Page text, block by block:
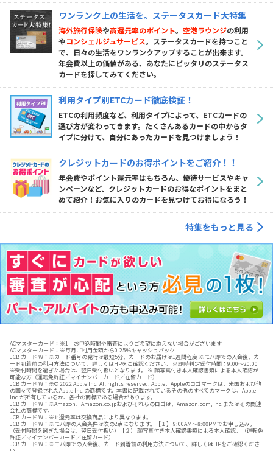
ワンランク上の生活を。ステータスカード大特集
海外旅行保険や高還元率のポイント。 空港ラウンジの利用
やコンシェルジュサービス。ステータスカードを持つこと
で、日々の生活をワンランクアップすることが出来ます。
年会費以上の価値がある、あなたにピッタリのステータス
カードを探してみてください。
利用タイプ別ETCカード徹底検証！
ETCの利用頻度など、利用タイプによって、ETCカードの
選び方が変わってきます。たくさんあるカードの中からタ
イプに分けて、自分にあったカードを見つけましょう！
クレジットカードのお得ポイントをご紹介！！
年会費やポイント還元率はもちろん、優待サービスやキャ
ンペーンなど、クレジットカードのお得なポイントをまと
めて紹介！お気に入りのカードを見つけてお得になろう！
特集をもっと見る
ACマスターカード：※1 お申込時間や審査によりご希望に添えない場合がございます
ACマスターカード：※毎月ご利用金額から0.25％キャッシュバック
JCB カード W：※カード番号の発行は最短5分、カードのお届けは1週間程度 ※モバ即での入会後、カ
ード到着前の利用方法について、詳しくはHPをご確認ください。 ※即時判定受付時間：9:00～20:00
※受付時間を過ぎた場合は、翌日受付扱いとなります。 ※ 顔写真付き本人確認書類による本人確認が
可能な方（運転免許証／マイナンバーカード／在留カード）
JCB カード W：※© 2022 Apple Inc. All rights reserved. Apple、Appleのロゴマークは、米国および他
の国々で登録されたApple Inc.の商標です。本書に記載されているその他のすべてのマークは、Apple
Inc.が所有しているか、各社の商標である場合があります。
JCB カード W：※Amazon、Amazon.co.jpおよびそれらのロゴは、Amazon.com, Inc.またはその関連
会社の商標です。
JCB カード W：※1:還元率は交換商品により異なります。
JCB カード W：※モバ即の入会条件は次の2点になります。【１】 9:00AM～8:00PMでお申し込み。
（受付時間を過ぎた場合は、翌日受付扱い）【２】 顔写真付き本人確認書類による本人確認。（運転免
許証／マイナンバーカード／在留カード）
JCB カード W：※モバ即での入会後、カード到着前の利用方法について、詳しくはHPをご確認くださ